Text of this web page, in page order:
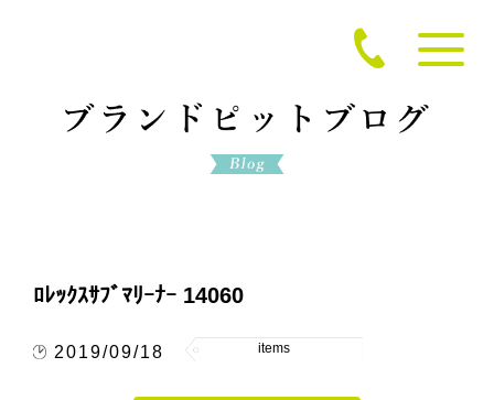
ﾛﾚｯｸｽｻﾌﾞﾏﾘｰﾅｰ 14060
2019/09/18 items